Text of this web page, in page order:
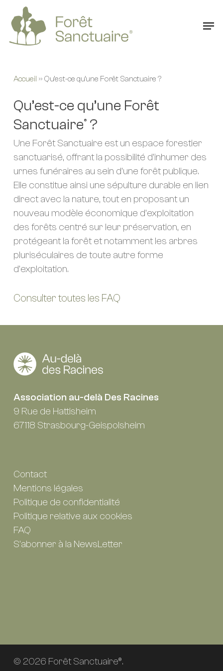
main
content
Accueil » Qu’est-ce qu’une Forêt Sanctuaire ?
Qu’est-ce qu’une Forêt
Sanctuaire®?
Une Forêt Sanctuaire est un espace forestier
sanctuarisé, offrant la possibilité d’inhumer des
urnes funéraires au sein d’une forêt publique.
Elle constitue ainsi une sépulture durable en lien
direct avec la nature, tout en proposant un
nouveau modèle économique d’exploitation
des forêts centré sur leur préservation, en
protégeant la forêt et notamment les arbres
pluriséculaires de toute autre forme
d’exploitation.
Consulter toutes les FAQ
Association au-delà Des Racines
9 Rue de Hattisheim
67118 Strasbourg-Geispolsheim
Contact
Mentions légales
Politique de confidentialité
Politique relative aux cookies
FAQ
S'abonner à la NewsLetter
© 2026 Forêt Sanctuaire®.